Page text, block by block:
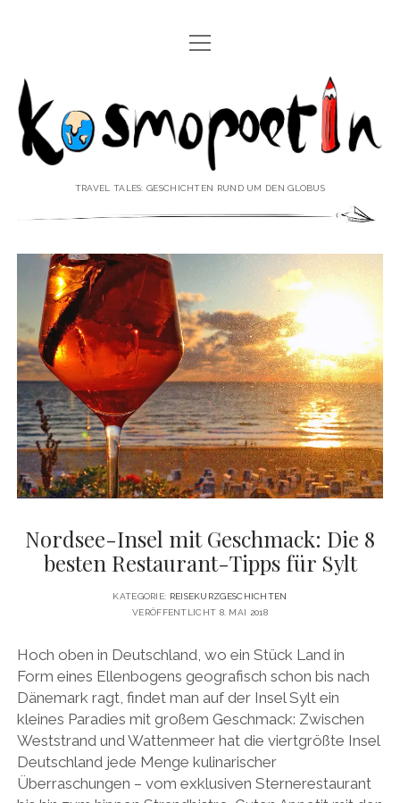
REISEREPORTAGEN
REISEPOESIE
REISEKOLUMNEN
REISEVIDEOS
REISESPECIALS
♥ ÜBER DEN REISEBLOG Menü
öffnen
IMPRESSUM
DATENSCHUTZERKLÄRUNG
♥ ÜBER DIE AUTORIN Menü
öffnen
VITA
PRESSE & MEDIEN
MEDIADATEN
twitterfacebook
pinterestyoutubeinstagram
Menü
öffnen
Kosmopoetin
TRAVEL TALES: GESCHICHTEN RUND UM DEN GLOBUS
Nordsee-Insel mit Geschmack: Die 8
besten Restaurant-Tipps für Sylt
KATEGORIE: REISEKURZGESCHICHTEN
VERÖFFENTLICHT 8. MAI 2018
Hoch oben in Deutschland, wo ein Stück Land in
Form eines Ellenbogens geografisch schon bis nach
Dänemark ragt, findet man auf der Insel Sylt ein
kleines Paradies mit großem Geschmack: Zwischen
Weststrand und Wattenmeer hat die viertgrößte Insel
Deutschland jede Menge kulinarischer
Überraschungen – vom exklusiven Sternerestaurant